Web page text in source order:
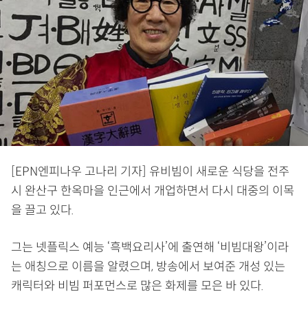
[EPN엔피나우 고나리 기자] 유비빔이 새로운 식당을 전주
시 완산구 한옥마을 인근에서 개업하면서 다시 대중의 이목
을 끌고 있다.
그는 넷플릭스 예능 ‘흑백요리사’에 출연해 ‘비빔대왕’이라
는 애칭으로 이름을 알렸으며, 방송에서 보여준 개성 있는
캐릭터와 비빔 퍼포먼스로 많은 화제를 모은 바 있다.